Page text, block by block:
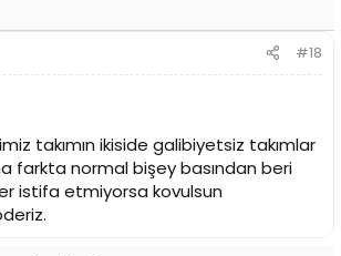
#18
takımın ikiside galibiyetsiz takımlar
farkta normal bişey basından beri
istifa etmiyorsa kovulsun